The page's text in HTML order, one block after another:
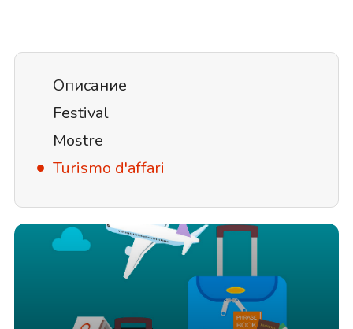
Описание
Festival
Mostre
Turismo d'affari